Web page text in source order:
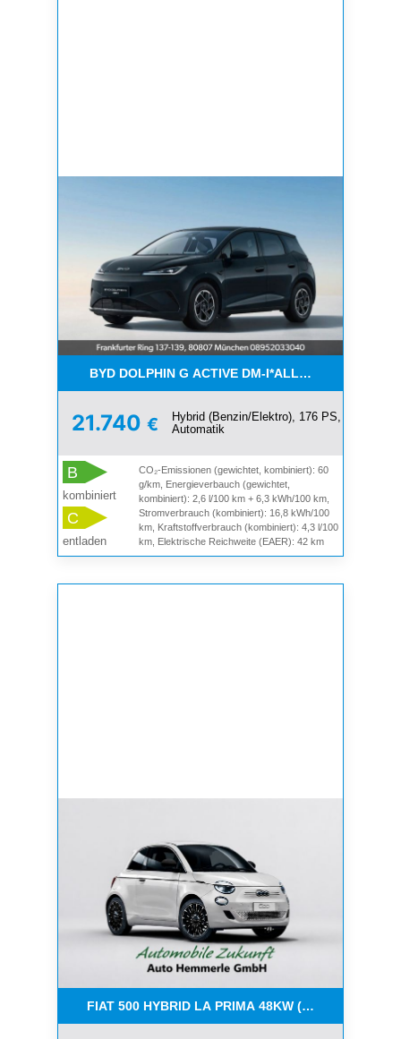
BYD DOLPHIN G ACTIVE DM-I*ALLE
21.740 €
Hybrid (Benzin/Elektro), 176 PS,
Automatik
B
kombiniert
C
entladen
CO₂-Emissionen (gewichtet, kombiniert): 60
g/km, Energieverbauch (gewichtet,
kombiniert): 2,6 l/100 km + 6,3 kWh/100 km,
Stromverbrauch (kombiniert): 16,8 kWh/100
km, Kraftstoffverbrauch (kombiniert): 4,3 l/100
km, Elektrische Reichweite (EAER): 42 km
FIAT 500 HYBRID LA PRIMA 48KW (65) PS **MEGA